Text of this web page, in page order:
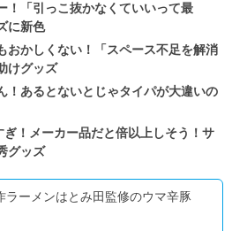
！「引っこ抜かなくていいって最
に新色
おかしくない！「スペース不足を解消
けグッズ
！あるとないとじゃタイパが大違いの
！メーカー品だと倍以上しそう！サ
グッズ
ラーメンはとみ田監修のウマ辛豚